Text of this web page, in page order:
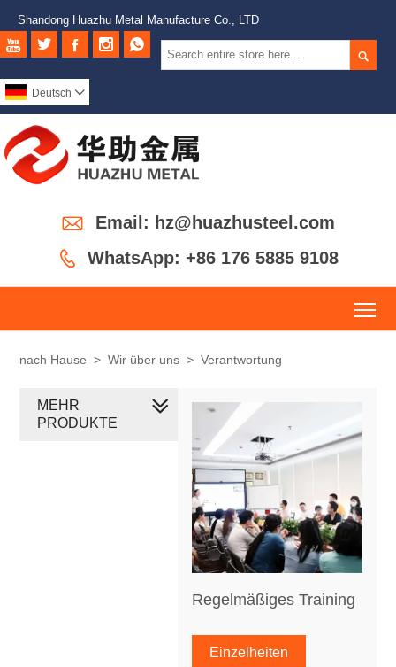
Shandong Huazhu Metal Manufacture Co., LTD

    
Deutsch 
 Email: hz@huazhusteel.com
 WhatsApp: +86 176 5885 9108
nach Hause > Wir über uns > Verantwortung
Regelmäßiges Training
Einzelheiten
MEHR
PRODUKTE